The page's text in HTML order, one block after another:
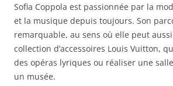
Sofia Coppola est passionnée par la
et la musique depuis toujours. Son
remarquable, au sens où elle peut
collection d’accessoires Louis Vuitton,
des opéras lyriques ou réaliser une
un musée.